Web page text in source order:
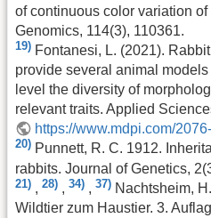
of continuous color variation
Genomics, 114(3), 110361.
19) Fontanesi, L. (2021).
provide several animal
level the diversity of
relevant traits. Applied
https://www.mdpi.com/
20) Punnett, R. C. 1912.
rabbits. Journal of Genetics,
21) , 28) , 34) , 37) Nachtsheim,
Wildtier zum Haustier. 3.